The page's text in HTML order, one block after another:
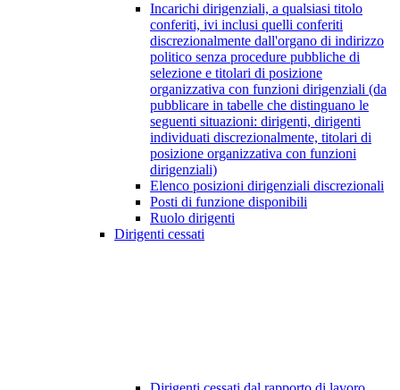
Incarichi dirigenziali, a qualsiasi titolo
conferiti, ivi inclusi quelli conferiti
discrezionalmente dall'organo di indirizzo
politico senza procedure pubbliche di
selezione e titolari di posizione
organizzativa con funzioni dirigenziali (da
pubblicare in tabelle che distinguano le
seguenti situazioni: dirigenti, dirigenti
individuati discrezionalmente, titolari di
posizione organizzativa con funzioni
dirigenziali)
Elenco posizioni dirigenziali discrezionali
Posti di funzione disponibili
Ruolo dirigenti
Dirigenti cessati